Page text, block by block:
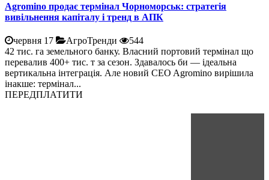
Agromino продає термінал Чорноморськ: стратегія
вивільнення капіталу і тренд в АПК
червня 17 АгроТренди
544
42 тис. га земельного банку. Власний портовий термінал що
перевалив 400+ тис. т за сезон. Здавалось би — ідеальна
вертикальна інтеграція. Але новий CEO Agromino вирішила
інакше: термінал...
ПЕРЕДПЛАТИТИ